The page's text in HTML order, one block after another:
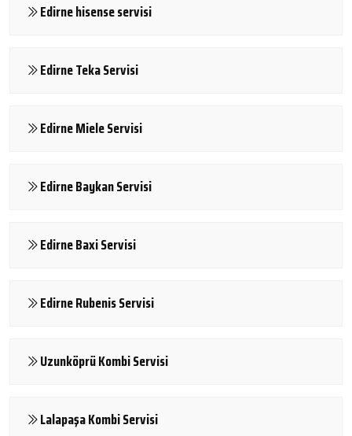
Edirne hisense servisi
Edirne Teka Servisi
Edirne Miele Servisi
Edirne Baykan Servisi
Edirne Baxi Servisi
Edirne Rubenis Servisi
Uzunköprü Kombi Servisi
Lalapaşa Kombi Servisi